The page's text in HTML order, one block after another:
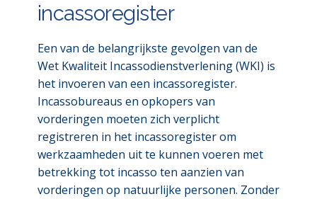
incassoregister
Een van de belangrijkste gevolgen van de
Wet Kwaliteit Incassodienstverlening (WKI) is
het invoeren van een incassoregister.
Incassobureaus en opkopers van
vorderingen moeten zich verplicht
registreren in het incassoregister om
werkzaamheden uit te kunnen voeren met
betrekking tot incasso ten aanzien van
vorderingen op natuurlijke personen. Zonder